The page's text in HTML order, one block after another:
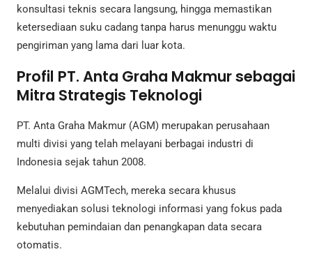
konsultasi teknis secara langsung, hingga memastikan
ketersediaan suku cadang tanpa harus menunggu waktu
pengiriman yang lama dari luar kota.
Profil PT. Anta Graha Makmur sebagai
Mitra Strategis Teknologi
PT. Anta Graha Makmur (AGM) merupakan perusahaan
multi divisi yang telah melayani berbagai industri di
Indonesia sejak tahun 2008.
Melalui divisi AGMTech, mereka secara khusus
menyediakan solusi teknologi informasi yang fokus pada
kebutuhan pemindaian dan penangkapan data secara
otomatis.